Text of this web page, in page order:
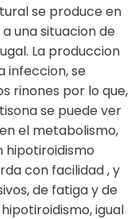
se produce en
una situacion de
La produccion
infeccion, se
rinones por lo que,
se puede ver
el metabolismo,
hipotiroidismo
con facilidad , y
de fatiga y de
igual